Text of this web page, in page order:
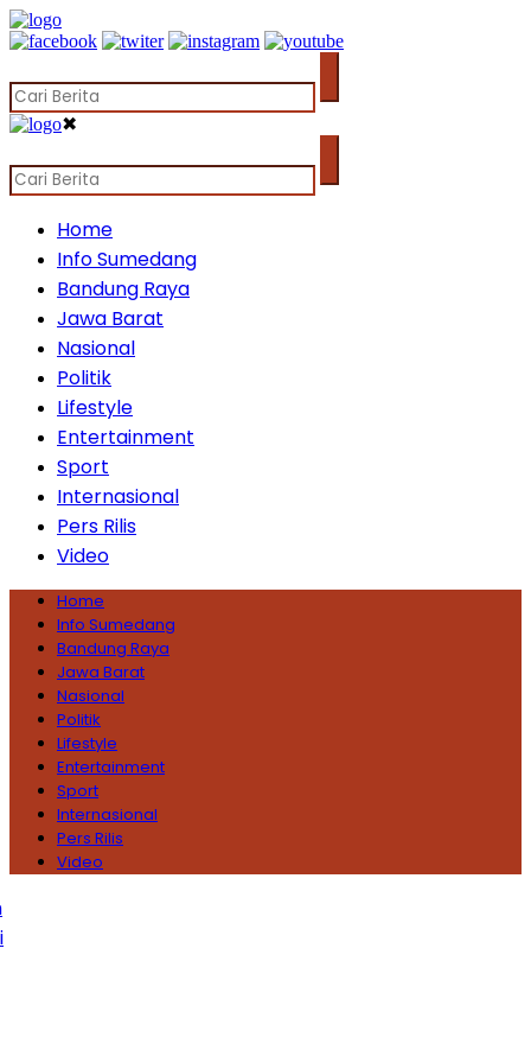
✖
Home
Info Sumedang
Bandung Raya
Jawa Barat
Nasional
Politik
Lifestyle
Entertainment
Sport
Internasional
Pers Rilis
Video
Home
Info Sumedang
Bandung Raya
Jawa Barat
Nasional
Politik
Lifestyle
Entertainment
Sport
Internasional
Pers Rilis
Video
Sumedang 4 Orang Tertimbun, 1 Masih Dalam
di Tengah Hujan Deras